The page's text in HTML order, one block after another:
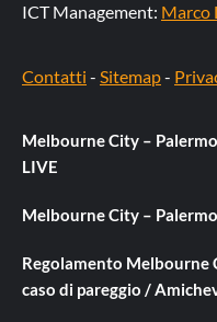
ICT Management: Marco
Contatti - Sitemap-
Melbourne City –
LIVE
Melbourne City –
Regolamento Melbourne
caso di pareggio /